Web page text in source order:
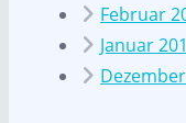
Februar
Januar